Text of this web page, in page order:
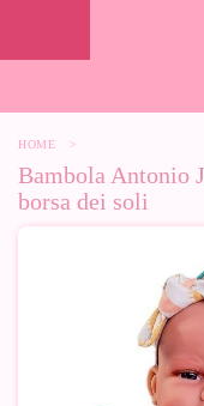
HOME >
Bambola Antonio
borsa dei soli